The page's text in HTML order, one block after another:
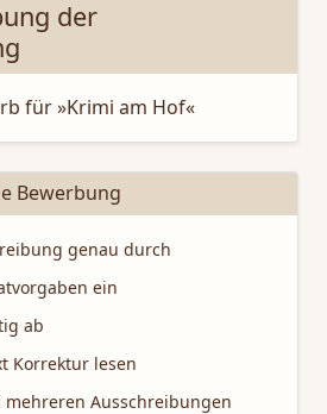
der
für »Krimi am Hof«
Bewerbung
genau durch
ein
ab
Korrektur lesen
Ausschreibungen